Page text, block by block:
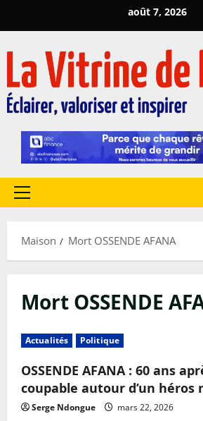
au
août 7, 2026
Menu
Maison
Mort OSSENDE AFANA
Mort OSSENDE
Actualités Politique
OSSENDE AFANA : 60 ans
coupable autour d’un héros
Serge Ndongue mars 22, 2026